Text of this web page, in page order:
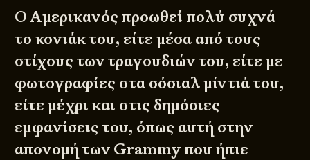
Ο Αμερικανός προωθεί πολύ συχνά
το κονιάκ του, είτε μέσα από τους
στίχους των τραγουδιών του, είτε με
φωτογραφίες στα σόσιαλ μίντιά του,
είτε μέχρι και στις δημόσιες
εμφανίσεις του, όπως αυτή στην
απονομή των Grammy που ήπιε